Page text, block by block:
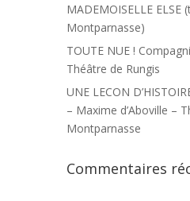
MADEMOISELLE ELSE
Montparnasse)
TOUTE NUE !
Théâtre de Rungis
UNE LECON
– Maxime d’Aboville –
Montparnasse
Commentaires